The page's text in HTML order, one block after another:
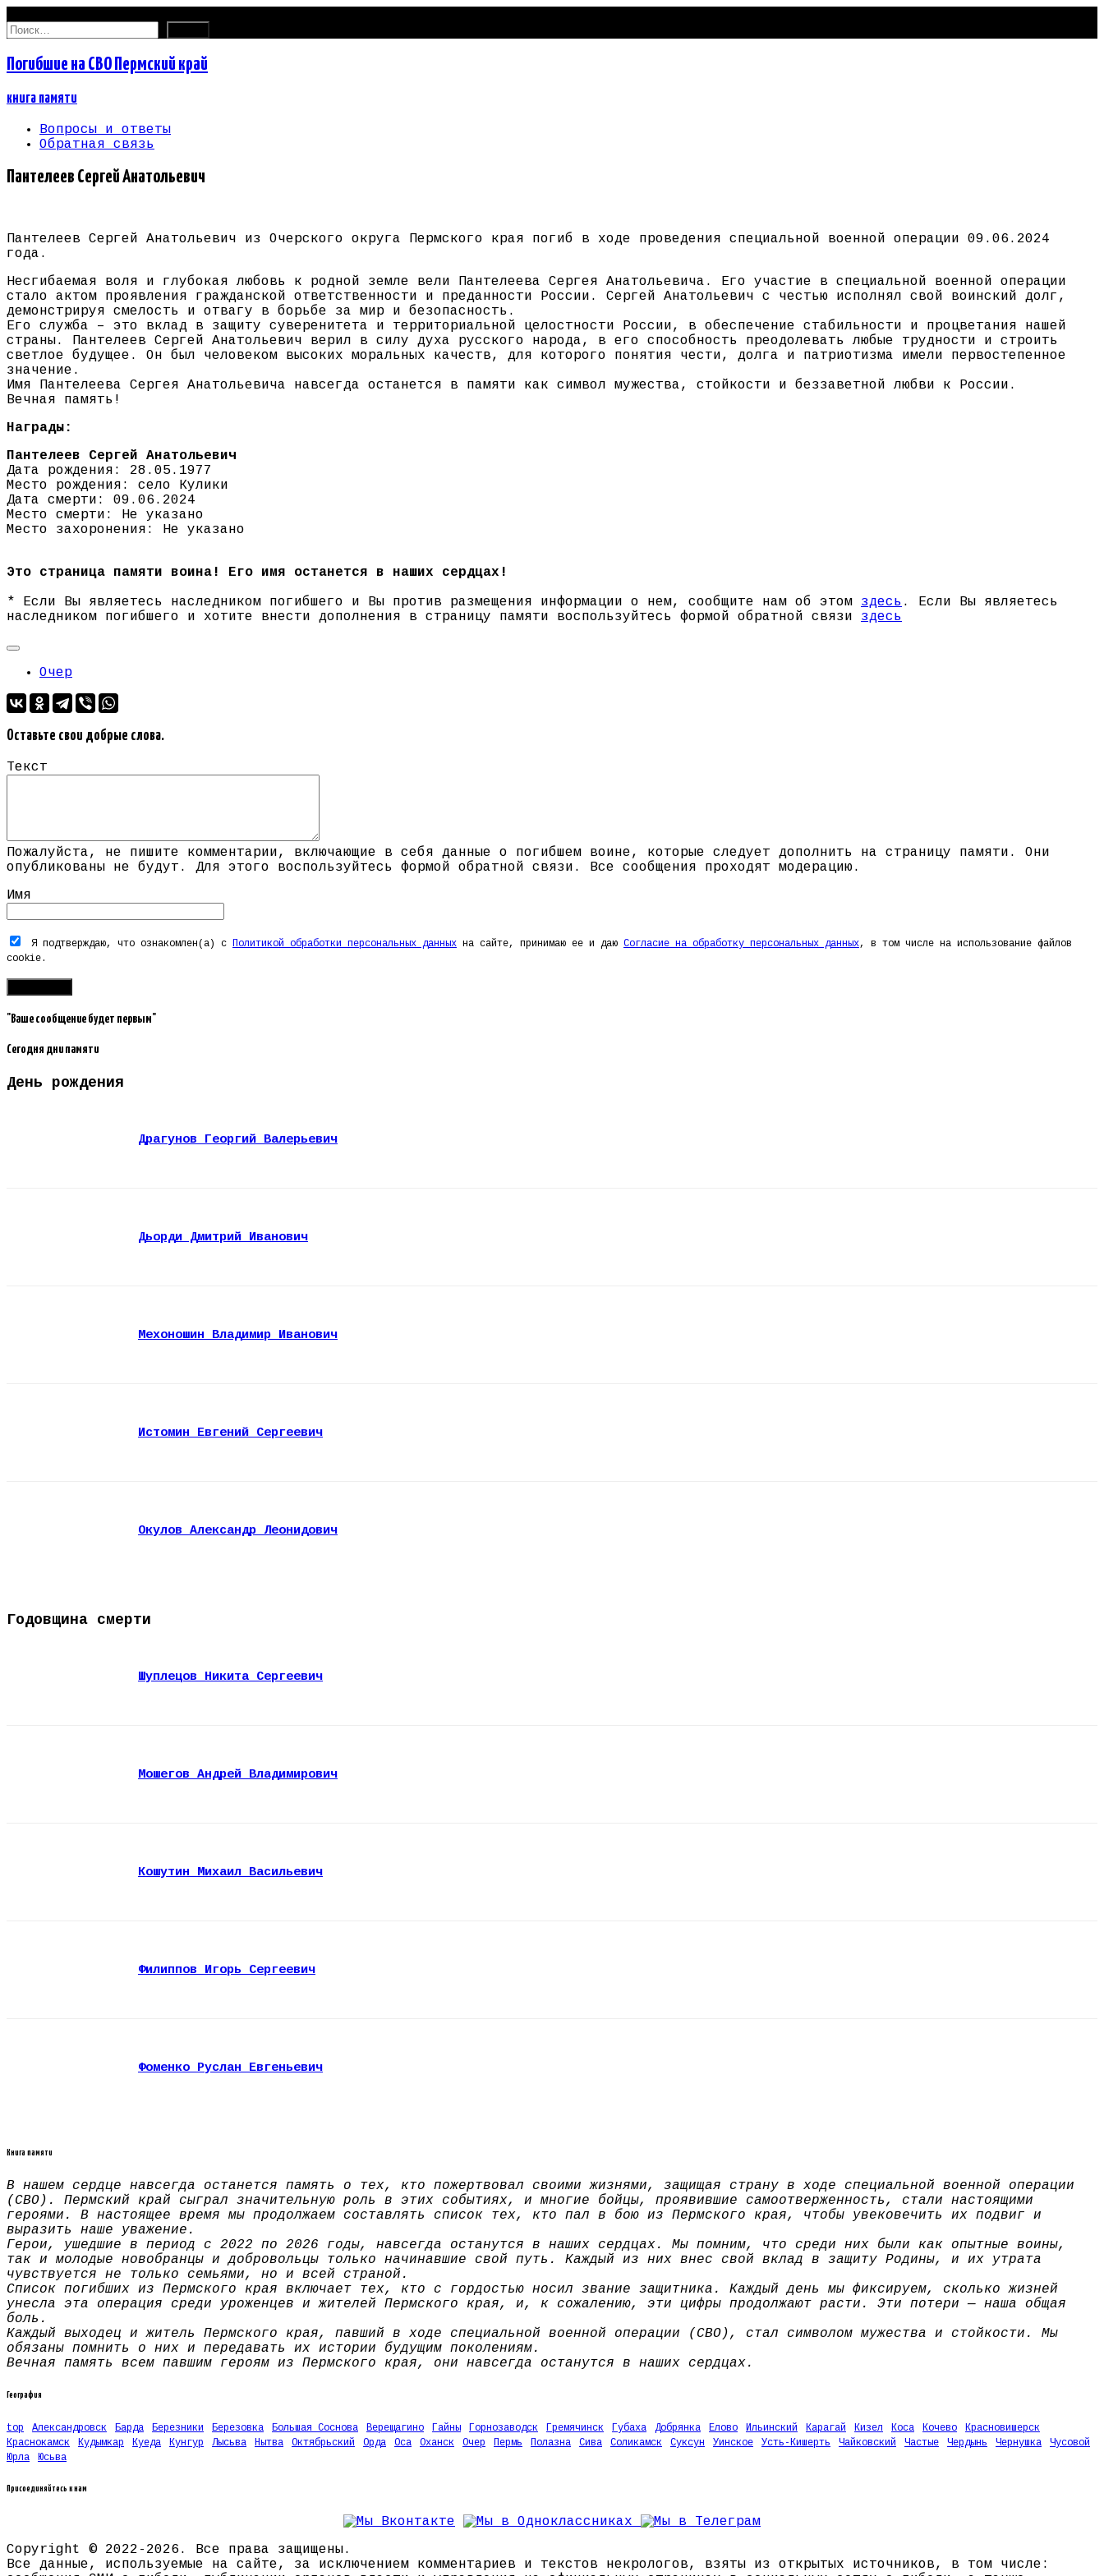
Найти:
Погибшие на СВО Пермский край
книга памяти
Вопросы и ответы
Обратная связь
Пантелеев Сергей Анатольевич
Пантелеев Сергей Анатольевич из Очерского округа Пермского края погиб в ходе проведения специальной военной операции 09.06.2024
года.
Несгибаемая воля и глубокая любовь к родной земле вели Пантелеева Сергея Анатольевича. Его участие в специальной военной операции
стало актом проявления гражданской ответственности и преданности России. Сергей Анатольевич с честью исполнял свой воинский долг,
демонстрируя смелость и отвагу в борьбе за мир и безопасность.
Его служба – это вклад в защиту суверенитета и территориальной целостности России, в обеспечение стабильности и процветания нашей
страны. Пантелеев Сергей Анатольевич верил в силу духа русского народа, в его способность преодолевать любые трудности и строить
светлое будущее. Он был человеком высоких моральных качеств, для которого понятия чести, долга и патриотизма имели первостепенное
значение.
Имя Пантелеева Сергея Анатольевича навсегда останется в памяти как символ мужества, стойкости и беззаветной любви к России.
Вечная память!
Награды:
Пантелеев Сергей Анатольевич
Дата рождения: 28.05.1977
Место рождения: село Кулики
Дата смерти: 09.06.2024
Место смерти: Не указано
Место захоронения: Не указано
Это страница памяти воина! Его имя останется в наших сердцах!
* Если Вы являетесь наследником погибшего и Вы против размещения информации о нем, сообщите нам об этом здесь . Если Вы являетесь
наследником погибшего и хотите внести дополнения в страницу памяти воспользуйтесь формой обратной связи здесь
Очер
Оставьте свои добрые слова.
Текст
Пожалуйста, не пишите комментарии, включающие в себя данные о погибшем воине, которые следует дополнить на страницу памяти. Они
опубликованы не будут. Для этого воспользуйтесь формой обратной связи. Все сообщения проходят модерацию.
Имя
Я подтверждаю, что ознакомлен(а) с Политикой обработки персональных данных на сайте, принимаю ее и даю Согласие на обработку персональных данных, в том числе на использование файлов
cookie.
"Ваше сообщение будет первым"
Сегодня дни памяти
День рождения
Драгунов Георгий Валерьевич
Дьорди Дмитрий Иванович
Мехоношин Владимир Иванович
Истомин Евгений Сергеевич
Окулов Александр Леонидович
Годовщина смерти
Шуплецов Никита Сергеевич
Мошегов Андрей Владимирович
Кошутин Михаил Васильевич
Филиппов Игорь Сергеевич
Фоменко Руслан Евгеньевич
Книга памяти
В нашем сердце навсегда останется память о тех, кто пожертвовал своими жизнями, защищая страну в ходе специальной военной операции
(СВО). Пермский край сыграл значительную роль в этих событиях, и многие бойцы, проявившие самоотверженность, стали настоящими
героями. В настоящее время мы продолжаем составлять список тех, кто пал в бою из Пермского края, чтобы увековечить их подвиг и
выразить наше уважение.
Герои, ушедшие в период с 2022 по 2026 годы, навсегда останутся в наших сердцах. Мы помним, что среди них были как опытные воины,
так и молодые новобранцы и добровольцы только начинавшие свой путь. Каждый из них внес свой вклад в защиту Родины, и их утрата
чувствуется не только семьями, но и всей страной.
Список погибших из Пермского края включает тех, кто с гордостью носил звание защитника. Каждый день мы фиксируем, сколько жизней
унесла эта операция среди уроженцев и жителей Пермского края, и, к сожалению, эти цифры продолжают расти. Эти потери — наша общая
боль.
Каждый выходец и житель Пермского края, павший в ходе специальной военной операции (СВО), стал символом мужества и стойкости. Мы
обязаны помнить о них и передавать их истории будущим поколениям.
Вечная память всем павшим героям из Пермского края, они навсегда останутся в наших сердцах.
География
top Александровск Барда Березники Березовка Большая Соснова Верещагино Гайны Горнозаводск Гремячинск Губаха Добрянка Елово Ильинский Карагай Кизел Коса Кочево
Красновишерск
Краснокамск
Кудымкар Куеда Кунгур Лысьва Нытва Октябрьский Орда Оса Оханск Очер Пермь Полазна Сива Соликамск Суксун Уинское Усть-Кишерть Чайковский Частые Чердынь Чернушка
Чусовой
Юрла
Юсьва
Присоединяйтесь к нам
Copyright © 2022-2026. Все права защищены.
Все данные, используемые на сайте, за исключением комментариев и текстов некрологов, взяты из открытых источников, в том числе: